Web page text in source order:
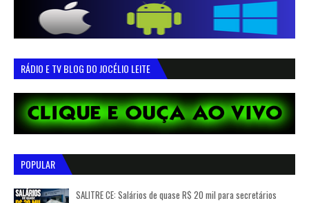
RÁDIO E TV BLOG DO JOCÉLIO LEITE
POPULAR
SALITRE CE: Salários de quase R$ 20 mil para secretários